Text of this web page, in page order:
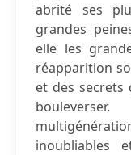
abrité ses
grandes
elle les
réapparition
et des
inoubliables